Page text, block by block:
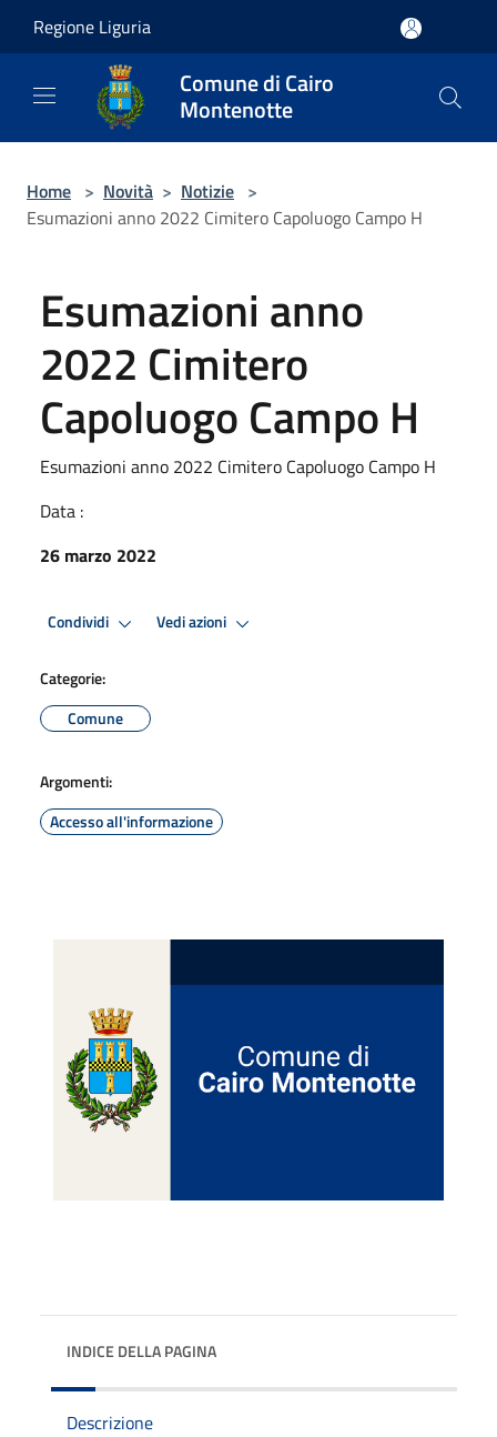
Regione Liguria
Comune di Cairo
Montenotte
Home > Novità > Notizie >
Esumazioni anno 2022 Cimitero Capoluogo Campo H
Esumazioni anno
2022 Cimitero
Capoluogo Campo H
Esumazioni anno 2022 Cimitero Capoluogo Campo H
Data :
26 marzo 2022
Condividi Vedi azioni
Categorie:
Comune
Argomenti:
Accesso all'informazione
INDICE DELLA PAGINA
Descrizione